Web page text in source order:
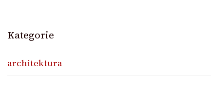
Kategorie
architektura